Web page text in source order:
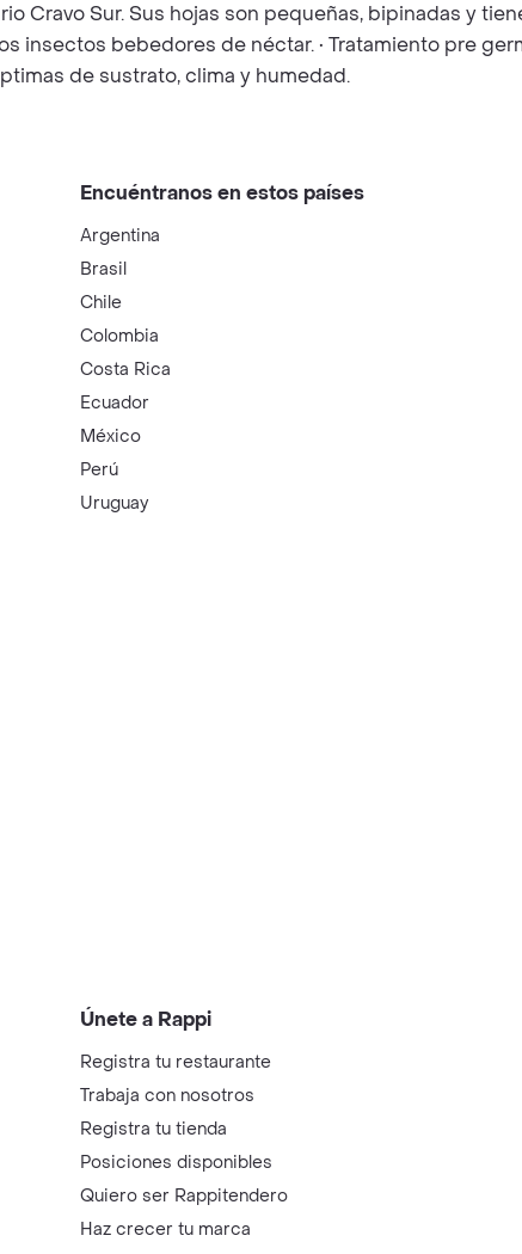
Cravo Sur. Sus hojas son pequeñas, bipinadas y
insectos bebedores de néctar. • Tratamiento pre
de sustrato, clima y humedad.
Encuéntranos en estos países
Argentina
Brasil
Chile
Colombia
Costa Rica
Ecuador
México
Perú
Uruguay
Únete a Rappi
Registra tu restaurante
Trabaja con nosotros
Registra tu tienda
Posiciones disponibles
Quiero ser Rappitendero
Haz crecer tu marca